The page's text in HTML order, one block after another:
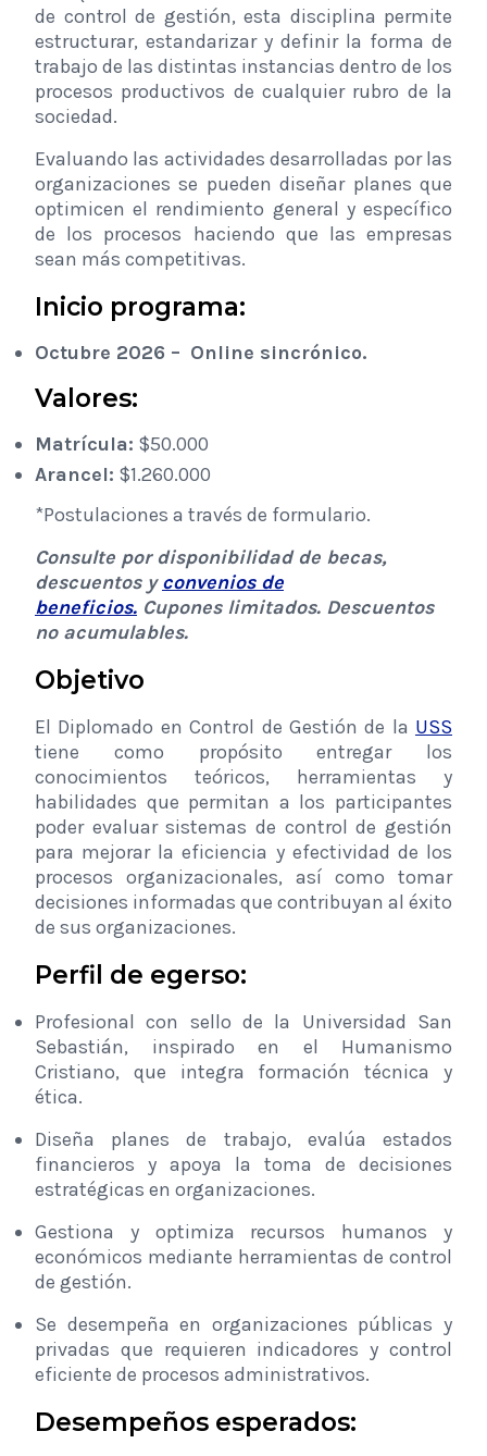
de control de gestión, esta disciplina permite
estructurar, estandarizar y definir la forma de
trabajo de las distintas instancias dentro de los
procesos productivos de cualquier rubro de la
sociedad.
Evaluando las actividades desarrolladas por las
organizaciones se pueden diseñar planes que
optimicen el rendimiento general y específico
de los procesos haciendo que las empresas
sean más competitivas.
Inicio programa:
Octubre 2026 – Online sincrónico.
Valores:
Matrícula: $50.000
Arancel: $1.260.000
*Postulaciones a través de formulario.
Consulte por disponibilidad de becas,
descuentos yconvenios de
beneficios. Cupones limitados. Descuentos
no acumulables.
Objetivo
El Diplomado en Control de Gestión de la USS
tiene como propósito entregar los
conocimientos teóricos, herramientas y
habilidades que permitan a los participantes
poder evaluar sistemas de control de gestión
para mejorar la eficiencia y efectividad de los
procesos organizacionales, así como tomar
decisiones informadas que contribuyan al éxito
de sus organizaciones.
Perfil de egerso:
Profesional con sello de la Universidad San
Sebastián, inspirado en el Humanismo
Cristiano, que integra formación técnica y
ética.
Diseña planes de trabajo, evalúa estados
financieros y apoya la toma de decisiones
estratégicas en organizaciones.
Gestiona y optimiza recursos humanos y
económicos mediante herramientas de control
de gestión.
Se desempeña en organizaciones públicas y
privadas que requieren indicadores y control
eficiente de procesos administrativos.
Desempeños esperados: